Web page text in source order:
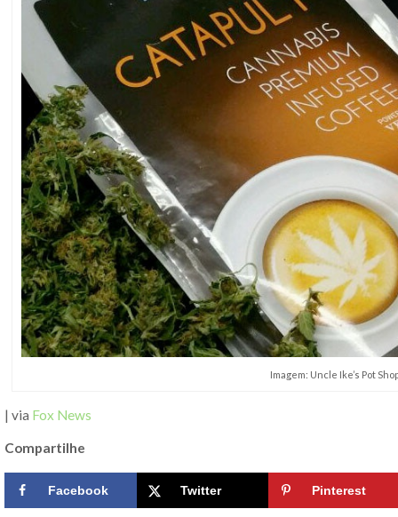
Imagem: Uncle Ike’s Pot
| via Fox News
Compartilhe
Facebook Twitter Pinterest